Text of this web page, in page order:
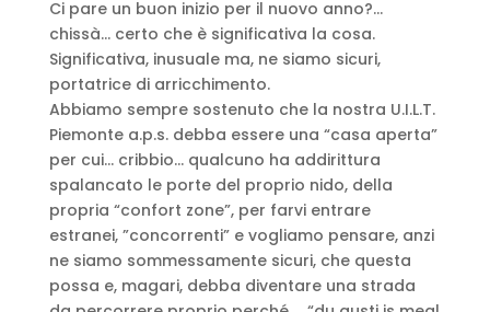
Ci pare un buon inizio per il nuovo anno?…
chissà… certo che è significativa la cosa.
Significativa, inusuale ma, ne siamo sicuri,
portatrice di arricchimento.
Abbiamo sempre sostenuto che la nostra U.I.L.T.
Piemonte a.p.s. debba essere una “casa aperta”
per cui… cribbio… qualcuno ha addirittura
spalancato le porte del proprio nido, della
propria “confort zone”, per farvi entrare
estranei, ”concorrenti” e vogliamo pensare, anzi
ne siamo sommessamente sicuri, che questa
possa e, magari, debba diventare una strada